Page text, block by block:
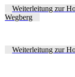
Weiterleitung zur
Wegberg
Weiterleitung zur